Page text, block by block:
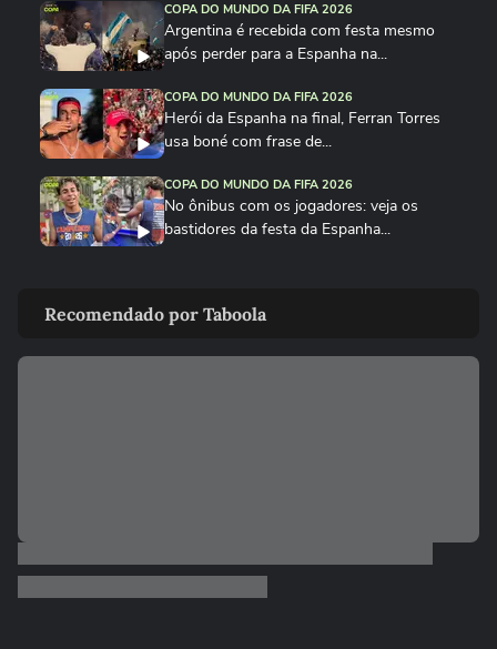
COPA DO MUNDO DA FIFA 2026
Argentina é recebida com festa mesmo
após perder para a Espanha na...
COPA DO MUNDO DA FIFA 2026
Herói da Espanha na final, Ferran Torres
usa boné com frase de...
COPA DO MUNDO DA FIFA 2026
No ônibus com os jogadores: veja os
bastidores da festa da Espanha...
música viral criada por...
COPA DO MUNDO DA FIFA 2026
e 'lustra' taça da Copa...
Recomendado por Taboola